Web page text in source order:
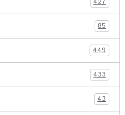
85
449
433
43